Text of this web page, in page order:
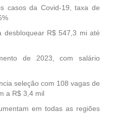
casos da Covid-19, taxa de
desbloquear R$ 547,3 mi até
de 2023, com salário
seleção com 108 vagas de
a R$ 3,4 mil
em todas as regiões